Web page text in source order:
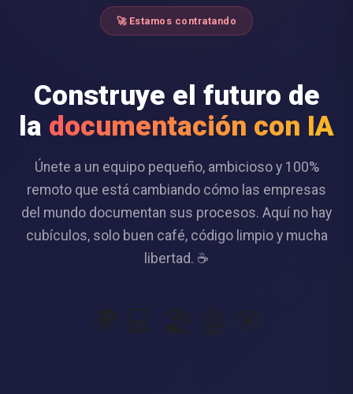
🚀 Estamos contratando
Construye el futuro de
la documentación con IA
Únete a un equipo pequeño, ambicioso y 100%
remoto que está cambiando cómo las empresas
del mundo documentan sus procesos. Aquí no hay
cubículos, solo buen café, código limpio y mucha
libertad. ☕